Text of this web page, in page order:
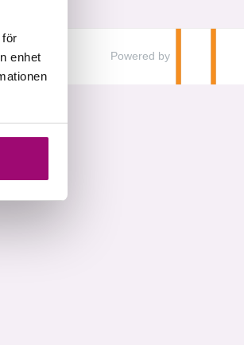
enhet
Powered by